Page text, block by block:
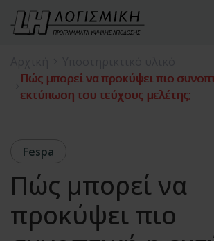
Πώς μπορεί να προκύψει πιο
εκτύπωση του τεύχους μελέτης;
Fespa
Πώς μπορεί να
προκύψει πιο